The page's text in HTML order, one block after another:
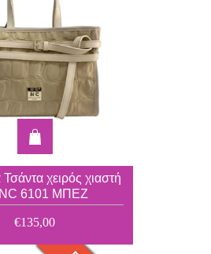
Τσάντα χειρός χιαστή
6101 ΜΠΕΖ
€135,00